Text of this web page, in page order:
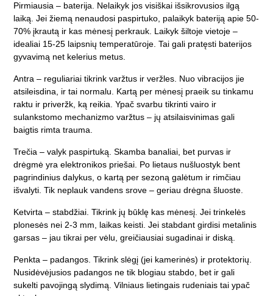
Pirmiausia – baterija. Nelaikyk jos visiškai išsikrovusios ilgą
laiką. Jei žiemą nenaudosi paspirtuko, palaikyk bateriją apie 50-
70% įkrautą ir kas mėnesį perkrauk. Laikyk šiltoje vietoje –
idealiai 15-25 laipsnių temperatūroje. Tai gali pratęsti baterijos
gyvavimą net kelerius metus.
Antra – reguliariai tikrink varžtus ir veržles. Nuo vibracijos jie
atsileisdina, ir tai normalu. Kartą per mėnesį praeik su tinkamu
raktu ir priveržk, ką reikia. Ypač svarbu tikrinti vairo ir
sulankstomo mechanizmo varžtus – jų atsilaisvinimas gali
baigtis rimta trauma.
Trečia – valyk paspirtuką. Skamba banaliai, bet purvas ir
drėgmė yra elektronikos priešai. Po lietaus nušluostyk bent
pagrindinius dalykus, o kartą per sezoną galėtum ir rimčiau
išvalyti. Tik neplauk vandens srove – geriau drėgna šluoste.
Ketvirta – stabdžiai. Tikrink jų būklę kas mėnesį. Jei trinkelės
plonesės nei 2-3 mm, laikas keisti. Jei stabdant girdisi metalinis
garsas – jau tikrai per vėlu, greičiausiai sugadinai ir diską.
Penkta – padangos. Tikrink slėgį (jei kamerinės) ir protektorių.
Nusidėvėjusios padangos ne tik blogiau stabdo, bet ir gali
sukelti pavojingą slydimą. Vilniaus lietingais rudeniais tai ypač